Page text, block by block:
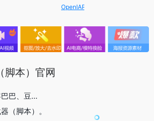
OpenIAPI，一站式大模型API聚合平台
脚本）官网
巴、豆…
（脚本）。